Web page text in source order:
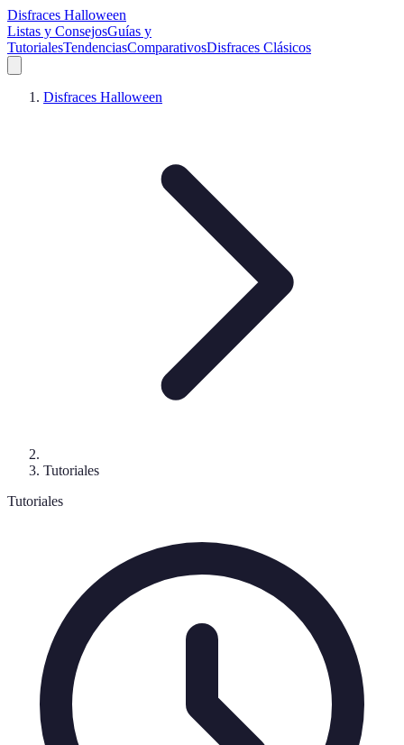
Disfraces Halloween
Listas y ConsejosGuías y
TutorialesTendenciasComparativosDisfraces Clásicos
Disfraces Halloween
Tutoriales
Tutoriales